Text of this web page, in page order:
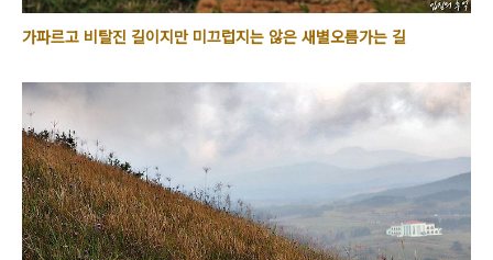
가파르고 비탈진 길이지만 미끄럽지는 않은 새별오름가는 길